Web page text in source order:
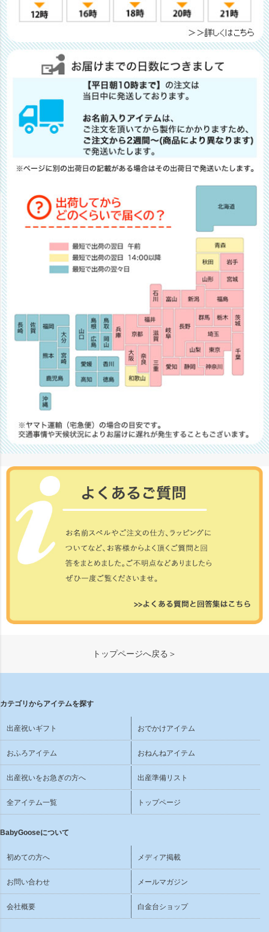
トップページへ戻る＞
カテゴリからアイテムを探す
出産祝いギフト おでかけアイテム
おふろアイテム おねんねアイテム
出産祝いをお急ぎの方へ 出産準備リスト
全アイテム一覧 トップページ
BabyGooseについて
初めての方へ メディア掲載
お問い合わせ メールマガジン
会社概要 白金台ショップ